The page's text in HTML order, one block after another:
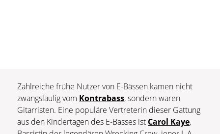
Zahlreiche frühe Nutzer von E-Bässen kamen nicht
zwangsläufig vom Kontrabass, sondern waren
Gitarristen. Eine populäre Vertreterin dieser Gattung
aus den Kindertagen des E-Basses ist Carol Kaye,